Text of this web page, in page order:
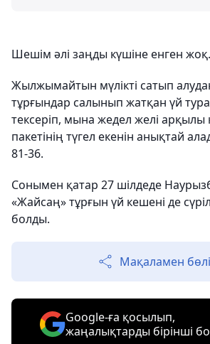
Шешім әлі заңды күшіне енген жоқ.
Жылжымайтын мүлікті сатып
тұрғындар салынып жатқан үй
тексеріп, мына жедел желі арқылы
пакетінің түгел екенін анықтай
81-36.
Сонымен қатар 27 шілдеде
«Жайсаң» тұрғын үй кешені де
болды.
Мақаламен
Google-ға қосылып,
жаңалықтарды бірінші